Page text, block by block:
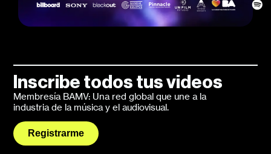
Inscribe todos tus videos
Membresía BAMV: Una red global que une a la
industria de la música y el audiovisual.
Registrarme